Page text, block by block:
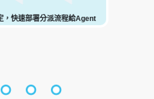
快速部署分派流程給Agent